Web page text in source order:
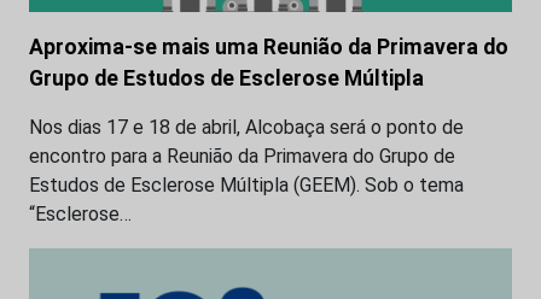
Aproxima-se mais uma Reunião da Primavera do
Grupo de Estudos de Esclerose Múltipla
Nos dias 17 e 18 de abril, Alcobaça será o ponto de
encontro para a Reunião da Primavera do Grupo de
Estudos de Esclerose Múltipla (GEEM). Sob o tema
“Esclerose…